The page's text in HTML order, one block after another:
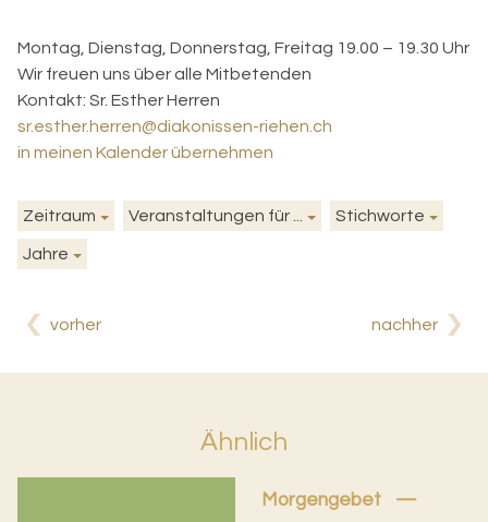
Montag, Dienstag, Donnerstag, Freitag 19.00 – 19.30 Uhr
Wir freuen uns über alle Mitbetenden
Kontakt: Sr. Esther Herren
sr.esther.herren@diakonissen-riehen.ch
in meinen Kalender übernehmen
Zeitraum Veranstaltungen für ... Stichworte
Jahre
vorher nachher
Ähnlich
Morgengebet